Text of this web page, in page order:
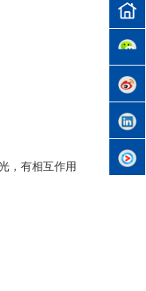
，有相互作用